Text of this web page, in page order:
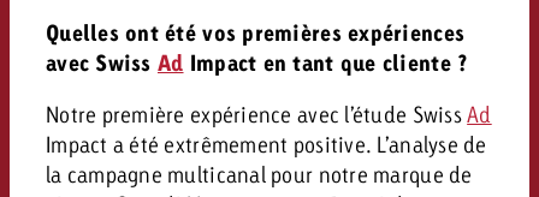
conseils ?
Contactez-nous
Voir l’article
publicité OOH et avez-vous
conseils ?
Contactez-nous
?
Contactez-nous
À propos
Juridique
Contact
Quelles ont été vos premières expériences
avec Swiss Ad Impact en tant que cliente ?
Notre première expérience avec l’étude SwissAd
Impact a été extrêmement positive. L’analyse de
la campagne multicanal pour notre marque de